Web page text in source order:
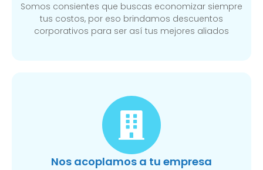
Somos consientes que buscas economizar siempre
tus costos, por eso brindamos descuentos
corporativos para ser así tus mejores aliados
Nos acoplamos a tu empresa